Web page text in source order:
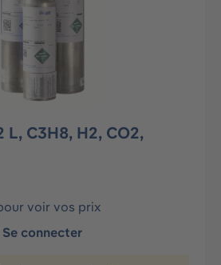
L, C3H8, H2, CO2,
voir vos prix
Se connecter